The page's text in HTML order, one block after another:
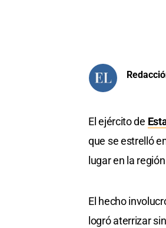
El ejército de
que se estrelló
lugar en la
El hecho
logró aterrizar